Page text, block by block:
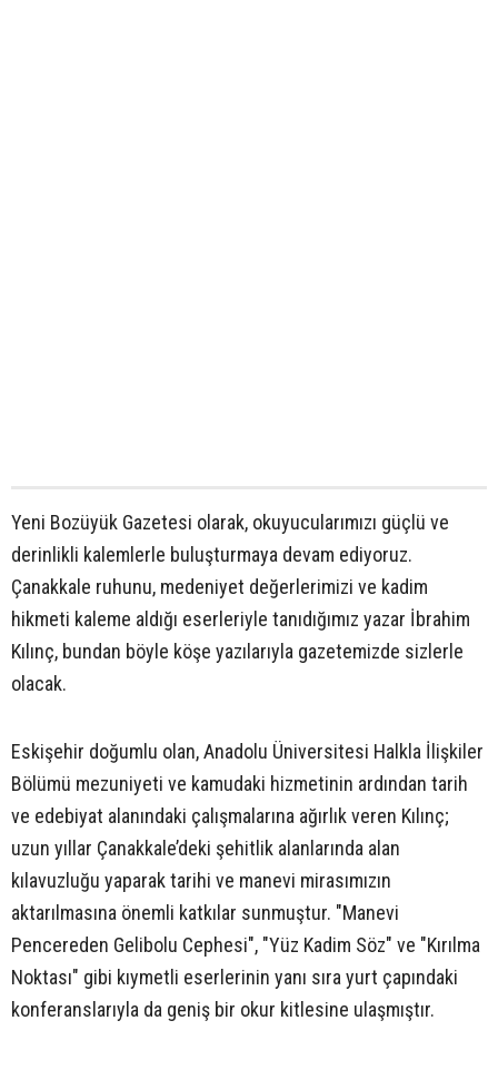
Yeni Bozüyük Gazetesi olarak, okuyucularımızı güçlü ve
derinlikli kalemlerle buluşturmaya devam ediyoruz.
Çanakkale ruhunu, medeniyet değerlerimizi ve kadim
hikmeti kaleme aldığı eserleriyle tanıdığımız yazar İbrahim
Kılınç, bundan böyle köşe yazılarıyla gazetemizde sizlerle
olacak.
Eskişehir doğumlu olan, Anadolu Üniversitesi Halkla İlişkiler
Bölümü mezuniyeti ve kamudaki hizmetinin ardından tarih
ve edebiyat alanındaki çalışmalarına ağırlık veren Kılınç;
uzun yıllar Çanakkale’deki şehitlik alanlarında alan
kılavuzluğu yaparak tarihi ve manevi mirasımızın
aktarılmasına önemli katkılar sunmuştur. "Manevi
Pencereden Gelibolu Cephesi", "Yüz Kadim Söz" ve "Kırılma
Noktası" gibi kıymetli eserlerinin yanı sıra yurt çapındaki
konferanslarıyla da geniş bir okur kitlesine ulaşmıştır.